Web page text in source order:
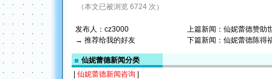
（本文已被浏览 6724 次）
发布人： cz3000
→ 推荐给我的好友
上篇新闻： 仙妮蕾德赞助
下篇新闻： 仙妮蕾德陈得
仙妮蕾德新闻分类
仙妮蕾德新闻咨询